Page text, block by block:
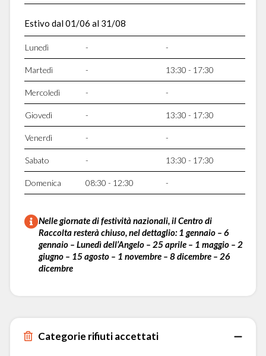
Estivo dal 01/06 al 31/08
Lunedì - -
Martedì - 13:30 - 17:30
Mercoledì - -
Giovedì - 13:30 - 17:30
Venerdì - -
Sabato - 13:30 - 17:30
Domenica 08:30 - 12:30 -
Nelle giornate di festività nazionali, il Centro di
Raccolta resterà chiuso, nel dettaglio: 1 gennaio – 6
gennaio – Lunedì dell’Angelo – 25 aprile – 1 maggio – 2
giugno – 15 agosto – 1 novembre – 8 dicembre – 26
dicembre
Categorie rifiuti accettati